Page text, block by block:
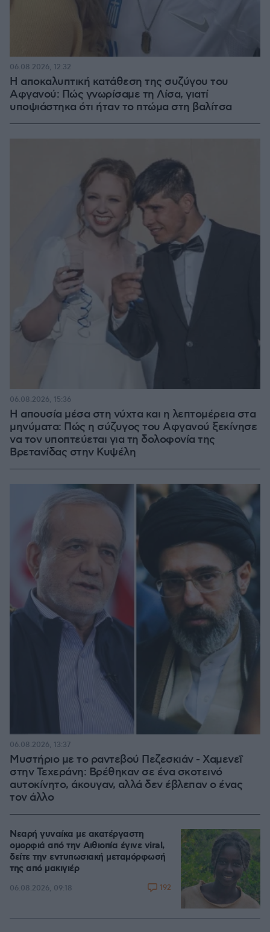
Η αποκαλυπτική κατάθεση της συζύγου του
Αφγανού: Πώς γνωρίσαμε τη Λίσα, γιατί
υποψιάστηκα ότι ήταν το πτώμα στη βαλίτσα
06.08.2026, 12:32
Η απουσία μέσα στη νύχτα και η λεπτομέρεια στα
μηνύματα: Πώς η σύζυγος του Αφγανού ξεκίνησε
να τον υποπτεύεται για τη δολοφονία της
Βρετανίδας στην Κυψέλη
06.08.2026, 15:36
Μυστήριο με το ραντεβού Πεζεσκιάν - Χαμενεΐ
στην Τεχεράνη: Βρέθηκαν σε ένα σκοτεινό
αυτοκίνητο, άκουγαν, αλλά δεν έβλεπαν ο ένας
τον άλλο
06.08.2026, 13:37
Νεαρή γυναίκα με ακατέργαστη
ομορφιά από την Αιθιοπία έγινε viral,
δείτε την εντυπωσιακή μεταμόρφωσή
της από μακιγιέρ
06.08.2026, 09:18 192